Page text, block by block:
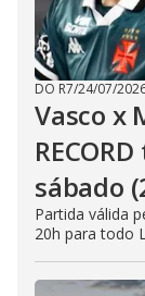
DO R7/24/07/
Vasco x
sábado
Partida válida
20h para todo